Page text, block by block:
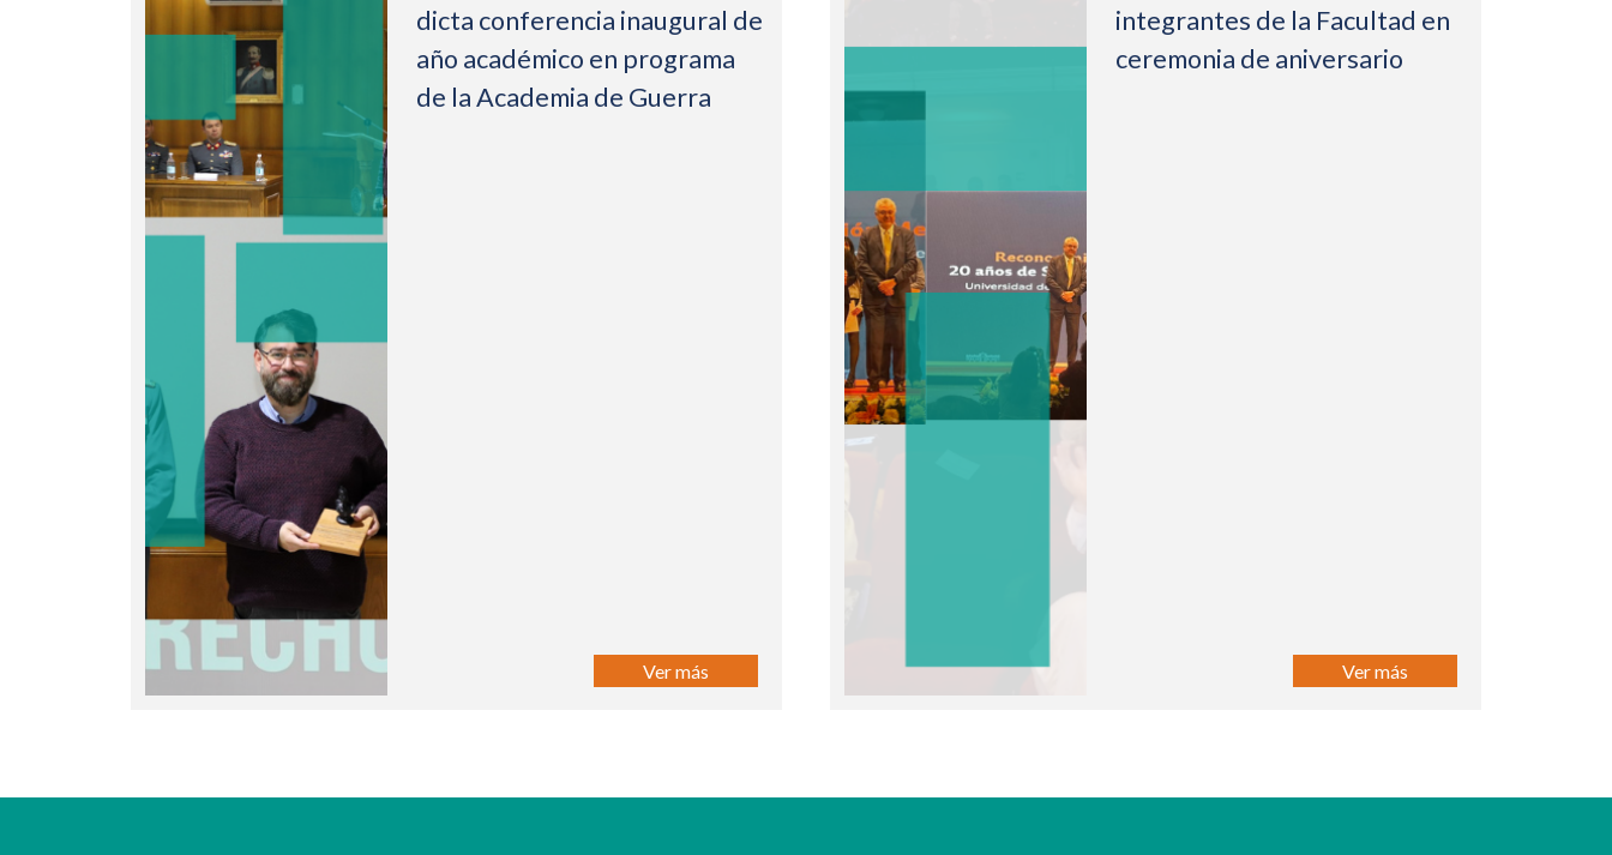
dicta conferencia inaugural de
año académico en programa
de la Academia de Guerra
Ver más
integrantes de la Facultad en
ceremonia de aniversario
Ver más